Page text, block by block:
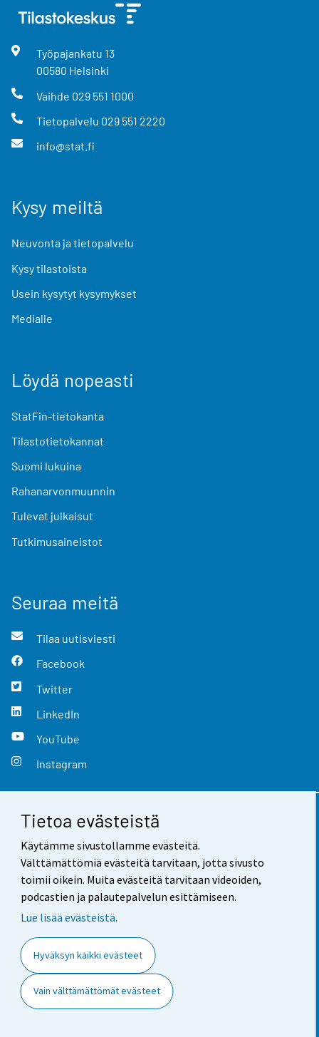
Tietoa evästeistä
Käytämme sivustollamme evästeitä.
Välttämättömiä evästeitä tarvitaan, jotta sivusto
toimii oikein. Muita evästeitä tarvitaan videoiden,
podcastien ja palautepalvelun esittämiseen.
Lue lisää evästeistä.
Hyväksyn kaikki evästeet
Vain välttämättömät evästeet
Työpajankatu 13
00580 Helsinki
Vaihde 029 551 1000
Tietopalvelu 029 551 2220
info@stat.fi
Kysy meiltä
Neuvonta ja tietopalvelu
Kysy tilastoista
Usein kysytyt kysymykset
Medialle
Löydä nopeasti
StatFin-tietokanta
Tilastotietokannat
Suomi lukuina
Rahanarvonmuunnin
Tulevat julkaisut
Tutkimusaineistot
Seuraa meitä
Tilaa uutisviesti
Facebook
Twitter
LinkedIn
YouTube
Instagram
Yhteystiedot
Palaute
Käyttöehdot
Saavutettavuus
Tietoa sivustosta
Evästeasetukset